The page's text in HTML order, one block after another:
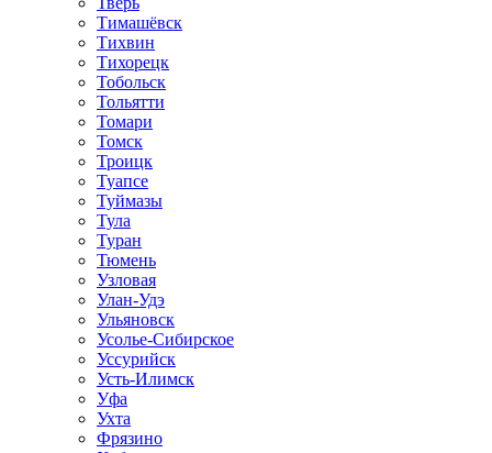
Тимашёвск
Тихвин
Тихорецк
Тобольск
Тольятти
Томари
Томск
Троицк
Туапсе
Туймазы
Тула
Туран
Тюмень
Узловая
Улан-Удэ
Ульяновск
Усолье-Сибирское
Уссурийск
Усть-Илимск
Уфа
Ухта
Фрязино